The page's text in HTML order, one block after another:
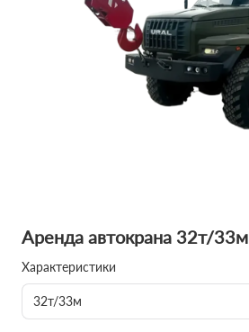
Аренда автокрана 32т/33м
Характеристики
32т/33м